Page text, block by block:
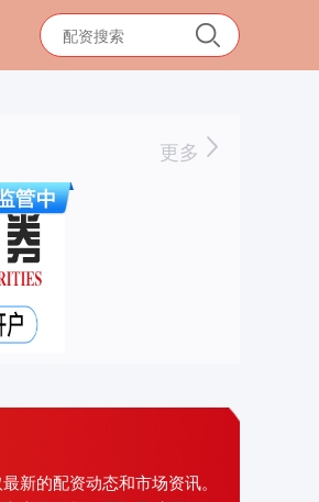
更多
新的配资动态和市场资讯。